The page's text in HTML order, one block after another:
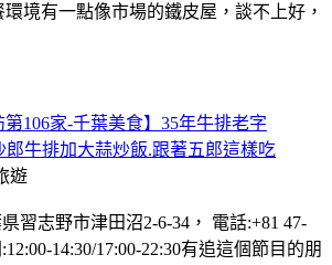
境有一點像市場的鐵皮屋，談不上好，
第106家-千葉美食】35年牛排老字
郎牛排加大蒜炒飯.跟著五郎這樣吃
遊
習志野市津田沼2-6-34， 電話:+81 47-
14:30/17:00-22:30有追這個節目的朋